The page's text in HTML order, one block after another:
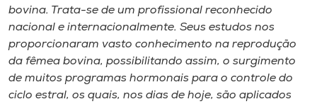
bovina. Trata-se de um profissional reconhecido
nacional e internacionalmente. Seus estudos nos
proporcionaram vasto conhecimento na reprodução
da fêmea bovina, possibilitando assim, o surgimento
de muitos programas hormonais para o controle do
ciclo estral, os quais, nos dias de hoje, são aplicados